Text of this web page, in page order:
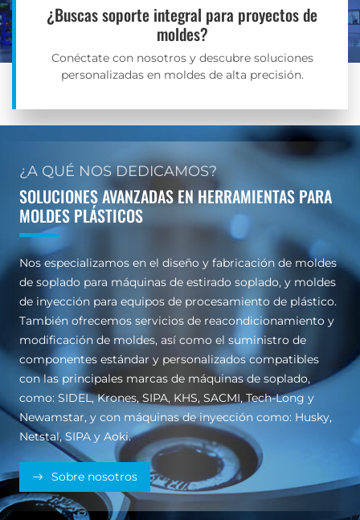
¿Buscas soporte integral para proyectos de
moldes?
Conéctate con nosotros y descubre soluciones
personalizadas en moldes de alta precisión.
¿A QUÉ NOS DEDICAMOS?
SOLUCIONES AVANZADAS EN HERRAMIENTAS PARA
MOLDES PLÁSTICOS
Nos especializamos en el diseño y fabricación de moldes
de soplado para máquinas de estirado soplado, y moldes
de inyección para equipos de procesamiento de plástico.
También ofrecemos servicios de reacondicionamiento y
modificación de moldes, así como el suministro de
componentes estándar y personalizados compatibles
con las principales marcas de máquinas de soplado,
como: SIDEL, Krones, SIPA, KHS, SACMI, Tech-Long y
Newamstar, y con máquinas de inyección como: Husky,
Netstal, SIPA y Aoki.
Sobre nosotros